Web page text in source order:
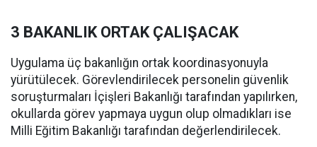
3 BAKANLIK ORTAK ÇALIŞACAK
Uygulama üç bakanlığın ortak koordinasyonuyla
yürütülecek. Görevlendirilecek personelin güvenlik
soruşturmaları İçişleri Bakanlığı tarafından yapılırken,
okullarda görev yapmaya uygun olup olmadıkları ise
Milli Eğitim Bakanlığı tarafından değerlendirilecek.